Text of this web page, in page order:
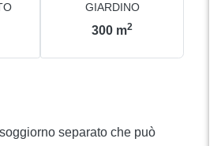
GIARDINO
300 m2
separato che può